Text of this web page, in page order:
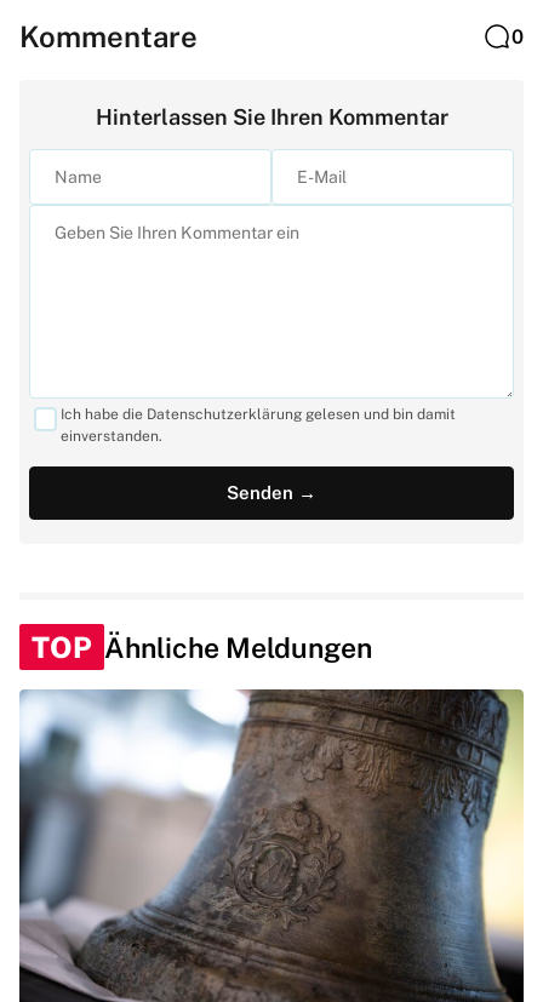
Kommentare 0
Hinterlassen Sie Ihren Kommentar
Ich habe die Datenschutzerklärung gelesen und bin damit
einverstanden.
TOP Ähnliche Meldungen